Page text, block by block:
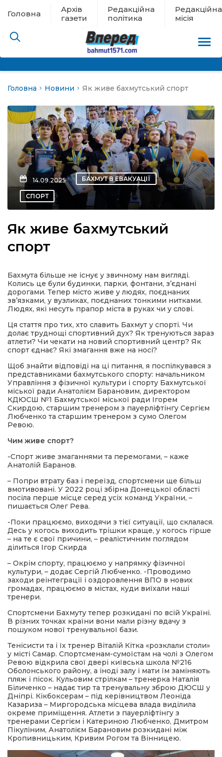
Головна
Архів
газети
Редакційна
політика
Редакційна
місія
евакуації
новини
політика
місія
Головна Новини Як живе бахмутський спорт
14.09.2025 БАХМУТ В ЕВАКУАЦІЇ
СПОРТ
Як живе бахмутський
спорт
Бахмута більше не існує у звичному нам вигляді.
Колись це були будинки, парки, фонтани, з’єднані
дорогами. Тепер місто живе у людях, поєднаних
зв’язками, у вузликах, поєднаних тонкими нитками.
Людях, які несуть прапор міста в руках чи у слові.
Ця стаття про тих, хто славить Бахмут у спорті. Чи
долає труднощі спортивний дух? Як тренуються зараз
атлети? Чи чекати на новий спортивний центр? Як
спорт єднає? Які змагання вже на носі?
Щоб знайти відповіді на ці питання, я поспілкувався з
представниками бахмутського спорту: начальником
Управління з фізичної культури і спорту Бахмутської
міської ради Анатолієм Барановим, директором
КДЮСШ №1 Бахмутської міської ради Ігорем
Скирдою, старшим тренером з пауерліфтінгу Сергієм
Любченко та старшим тренером з сумо Олегом
Ревою.
Чим живе спорт?
-Спорт живе змаганнями та перемогами, – каже
Анатолій Баранов.
– Попри втрату баз і переїзд, спортсмени ще більш
вмотивовані. У 2022 році збірна Донецької області
посіла перше місце серед усіх команд України, –
пишається Олег Рева.
-Поки працюємо, виходячи з тієї ситуації, що склалася.
Десь у когось виходить трішки краще, у когось гірше
– на те є свої причини, – реалістичним поглядом
ділиться Ігор Скирда
– Окрім спорту, працюємо у напрямку фізичної
культури, – додає Сергій Любченко. -Проводимо
заходи реінтеграції і оздоровлення ВПО в нових
громадах, працюємо в містах, куди виїхали наші
тренери.
Спортсмени Бахмуту тепер розкидані по всій Україні.
В різних точках країни вони мали різну вдачу з
пошуком нової тренувальної бази.
Тенісисти та і їх тренер Віталій Кітка «розклали столи»
у місті Самар. Спортсменам-сумоїстам на чолі з Олегом
Ревою відкрила свої двері київська школа №216
Оболонського району, а іноді залу і мати їм заміняють
пляж і пісок. Кульовим стрілкам – тренерка Наталія
Біличенко – надає тир та тренувальну зброю ДЮСШ у
Дніпрі. Кікбоксерам – під керівництвом Леоніда
Казариза – Миргородська місцева влада виділила
окреме приміщення. Атлети з пауерліфтінгу з
тренерами Сергієм і Катериною Любченко, Дмитром
Пікуліним, Анатолієм Барановим розкидані між
Кропивницьким, Кривим Рогом та Вінницею.